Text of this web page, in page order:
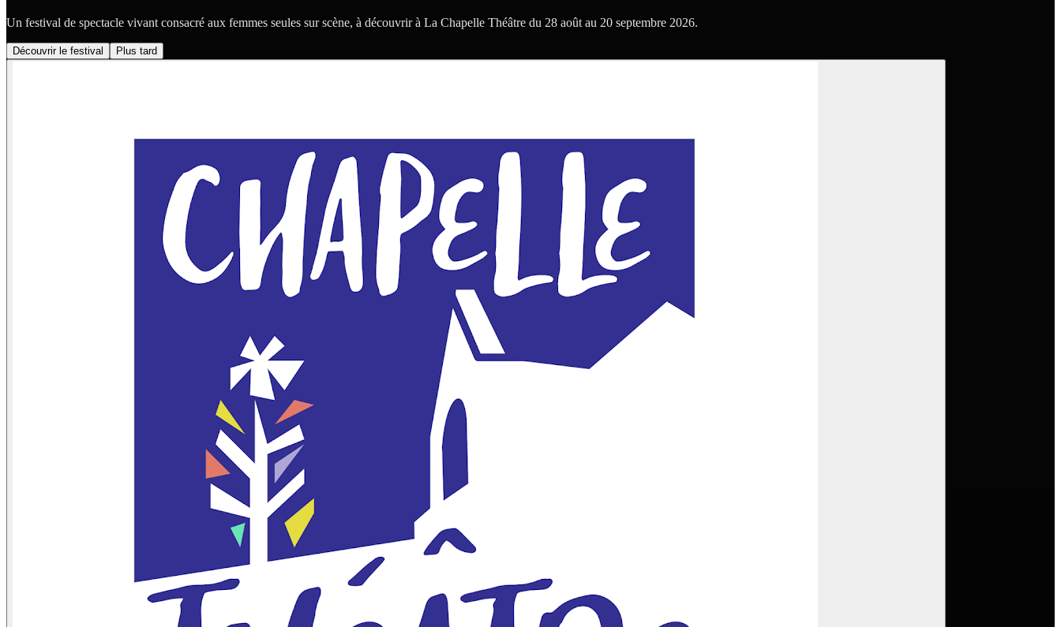
Un festival de spectacle vivant consacré aux femmes seules sur scène, à découvrir à La Chapelle Théâtre du 28 août au 20 septembre 2026.
Découvrir le festival Plus tard